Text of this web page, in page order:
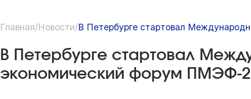
Главная/Новости/В Петербурге стартовал
В Петербурге стартовал
экономический форум ПМЭФ-